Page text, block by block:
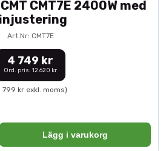
CMT7E 2400W med
Art.Nr: CMT7E
4 749 kr
Ord. pris: 12 620 kr
799 kr exkl. moms)
Lägg i varukorg